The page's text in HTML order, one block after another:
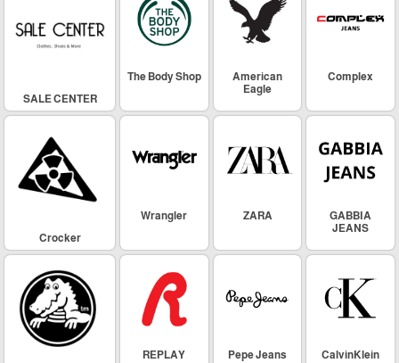
Complex
American
Eagle
The Body Shop
SALE CENTER
GABBIA
JEANS
ZARA
Wrangler
Crocker
CalvinKlein
Pepe Jeans
REPLAY